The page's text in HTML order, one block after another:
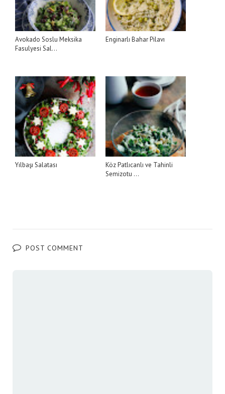
Avokado Soslu Meksika
Fasulyesi Sal...
Enginarlı Bahar Pilavı
Yılbaşı Salatası
Köz Patlıcanlı ve Tahinli
Semizotu ...
POST COMMENT